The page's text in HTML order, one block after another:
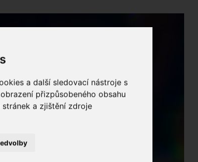
a další sledovací nástroje s
přizpůsobeného obsahu
a zjištění zdroje